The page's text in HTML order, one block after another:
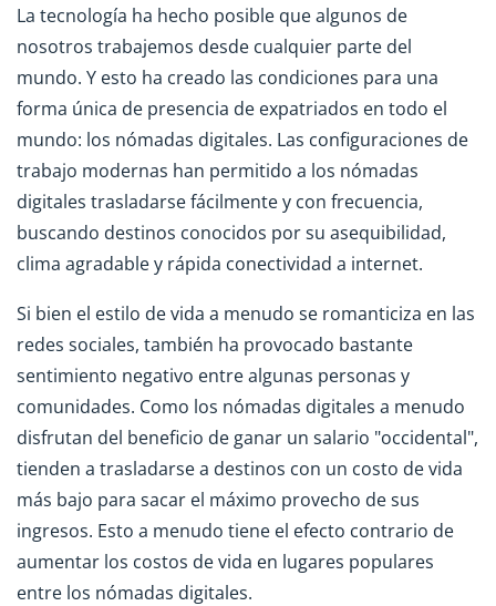
La tecnología ha hecho posible que algunos de
nosotros trabajemos desde cualquier parte del
mundo. Y esto ha creado las condiciones para una
forma única de presencia de expatriados en todo el
mundo: los nómadas digitales. Las configuraciones de
trabajo modernas han permitido a los nómadas
digitales trasladarse fácilmente y con frecuencia,
buscando destinos conocidos por su asequibilidad,
clima agradable y rápida conectividad a internet.
Si bien el estilo de vida a menudo se romanticiza en las
redes sociales, también ha provocado bastante
sentimiento negativo entre algunas personas y
comunidades. Como los nómadas digitales a menudo
disfrutan del beneficio de ganar un salario "occidental",
tienden a trasladarse a destinos con un costo de vida
más bajo para sacar el máximo provecho de sus
ingresos. Esto a menudo tiene el efecto contrario de
aumentar los costos de vida en lugares populares
entre los nómadas digitales.